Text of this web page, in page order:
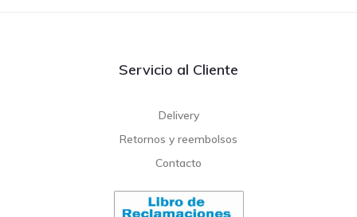
Servicio al Cliente
Delivery
Retornos y reembolsos
Contacto